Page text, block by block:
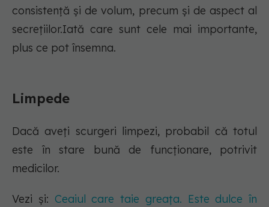
consistență și de volum, precum și de aspect al
secrețiilor.Iată care sunt cele mai importante,
plus ce pot însemna.
Limpede
Dacă aveți scurgeri limpezi, probabil că totul
este în stare bună de funcționare, potrivit
medicilor.
Vezi și: Ceaiul care taie greața. Este dulce în